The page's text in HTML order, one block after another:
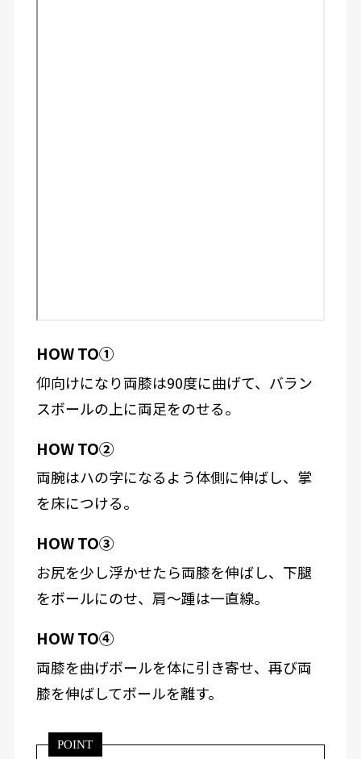
HOW TO①
仰向けになり両膝は90度に曲げて、バラン
スボールの上に両足をのせる。
HOW TO②
両腕はハの字になるよう体側に伸ばし、掌
を床につける。
HOW TO③
お尻を少し浮かせたら両膝を伸ばし、下腿
をボールにのせ、肩～踵は一直線。
HOW TO④
両膝を曲げボールを体に引き寄せ、再び両
膝を伸ばしてボールを離す。
POINT